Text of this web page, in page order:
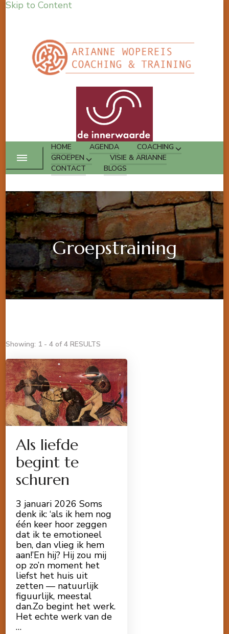
Skip to Content
HOME AGENDA
COACHING
GROEPEN
VISIE & ARIANNE
CONTACT
BLOGS
Groepstraining
Showing: 1 - 4 of 4 RESULTS
Als liefde
begint te
schuren
3 januari 2026 Soms
denk ik: ‘als ik hem nog
één keer hoor zeggen
dat ik te emotioneel
ben, dan vlieg ik hem
aan!’En hij? Hij zou mij
op zo’n moment het
liefst het huis uit
zetten — natuurlijk
figuurlijk, meestal
dan.Zo begint het werk.
Het echte werk van de
…